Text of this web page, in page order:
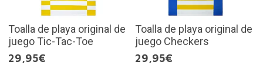
Toalla de playa original de
juego Tic-Tac-Toe
29,95€
Toalla de playa original de
juego Checkers
29,95€